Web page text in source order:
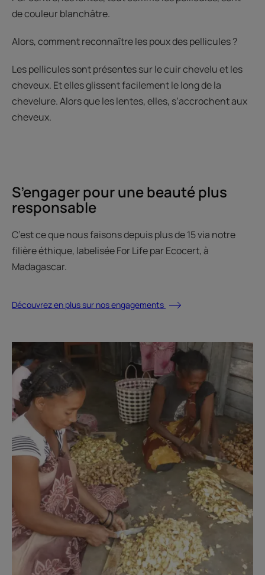
de couleur blanchâtre.
Alors, comment reconnaître les poux des pellicules ?
Les pellicules sont présentes sur le cuir chevelu et les
cheveux. Et elles glissent facilement le long de la
chevelure. Alors que les lentes, elles, s’accrochent aux
cheveux.
S’engager pour une beauté plus
responsable
C’est ce que nous faisons depuis plus de 15 via notre
filière éthique, labelisée For Life par Ecocert, à
Madagascar.
Découvrez en plus sur nos engagements